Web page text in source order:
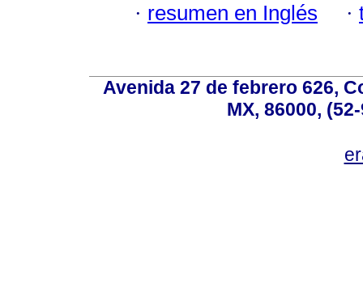
· resumen en Inglés ·
Avenida 27 de febrero 626,
MX, 86000,